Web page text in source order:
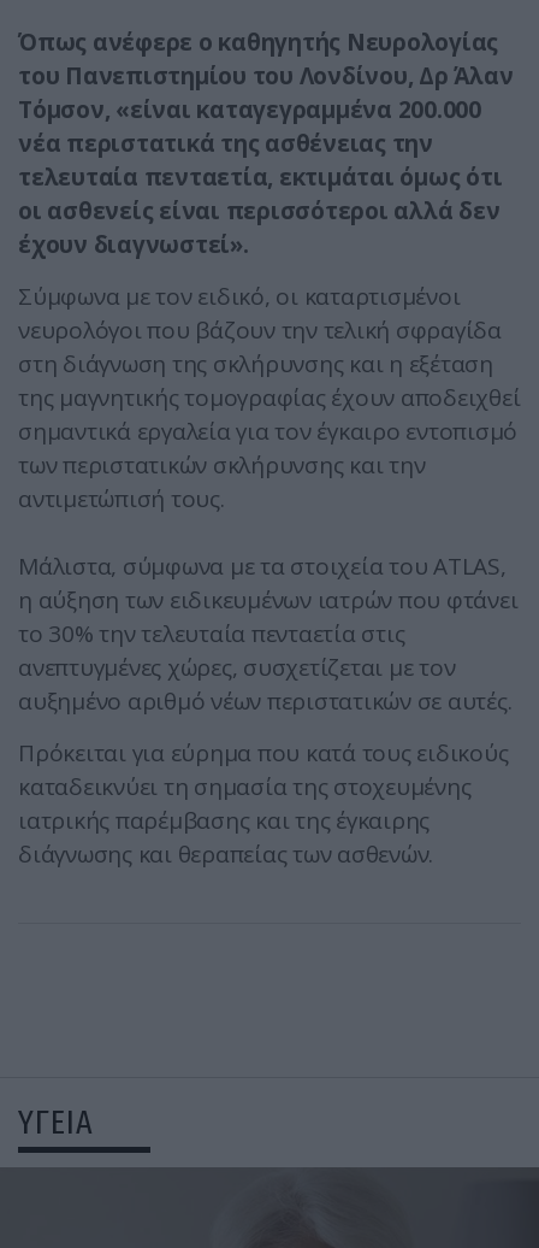
Όπως ανέφερε ο καθηγητής Νευρολογίας
του Πανεπιστημίου του Λονδίνου, Δρ Άλαν
Τόμσον, «είναι καταγεγραμμένα 200.000
νέα περιστατικά της ασθένειας την
τελευταία πενταετία, εκτιμάται όμως ότι
οι ασθενείς είναι περισσότεροι αλλά δεν
έχουν διαγνωστεί».
Σύμφωνα με τον ειδικό, οι καταρτισμένοι
νευρολόγοι που βάζουν την τελική σφραγίδα
στη διάγνωση της σκλήρυνσης και η εξέταση
της μαγνητικής τομογραφίας έχουν αποδειχθεί
σημαντικά εργαλεία για τον έγκαιρο εντοπισμό
των περιστατικών σκλήρυνσης και την
αντιμετώπισή τους.
Μάλιστα, σύμφωνα με τα στοιχεία του ATLAS,
η αύξηση των ειδικευμένων ιατρών που φτάνει
το 30% την τελευταία πενταετία στις
ανεπτυγμένες χώρες, συσχετίζεται με τον
αυξημένο αριθμό νέων περιστατικών σε αυτές.
Πρόκειται για εύρημα που κατά τους ειδικούς
καταδεικνύει τη σημασία της στοχευμένης
ιατρικής παρέμβασης και της έγκαιρης
διάγνωσης και θεραπείας των ασθενών.
ΥΓΕΙΑ